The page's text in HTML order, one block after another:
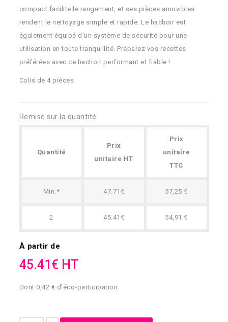
compact facilite le rangement, et ses pièces amovibles
rendent le nettoyage simple et rapide. Le hachoir est
également équipé d'un système de sécurité pour une
utilisation en toute tranquillité. Préparez vos recettes
préférées avec ce hachoir performant et fiable !
Colis de 4 pièces
Remise sur la quantité
Quantité
Prix
unitaire HT
Prix
unitaire
TTC
Min.* 47.71€ 57,25 €
2 45.41€ 54,91 €
À partir de
45.41€ HT
Dont 0,42 € d'éco-participation